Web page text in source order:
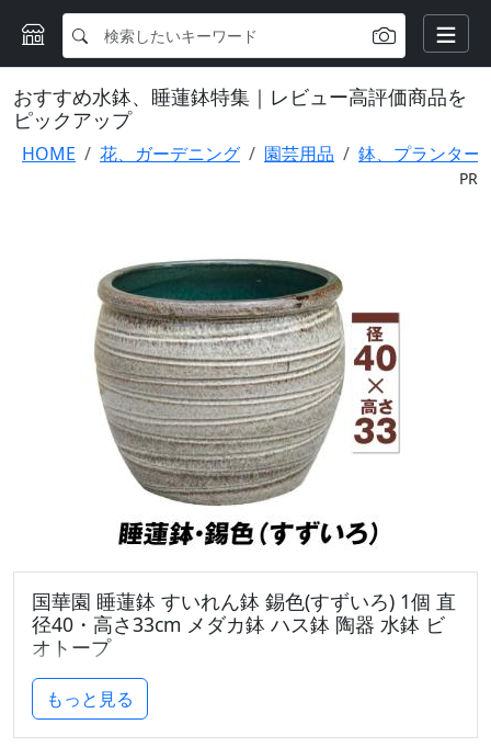
おすすめ水鉢、睡蓮鉢特集｜レビュー高評価商品を
ピックアップ
HOME 花、ガーデニング 園芸用品 鉢、プランター
PR
国華園 睡蓮鉢 すいれん鉢 錫色(すずいろ) 1個 直
径40・高さ33cm メダカ鉢 ハス鉢 陶器 水鉢 ビ
オトープ
●商品情報：
●サイズ（約）：直径40×高さ33 (cm)
上部 内径 33、外径 37 (cm)
もっと見る